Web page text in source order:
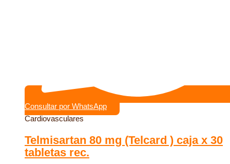
Consultar por WhatsApp
Cardiovasculares
Telmisartan 80 mg (Telcard ) caja x 30
tabletas rec.